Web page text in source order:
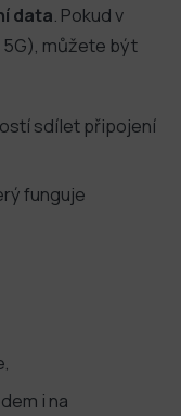
data . Pokud v
5G), můžete být
sdílet připojení
funguje
i na